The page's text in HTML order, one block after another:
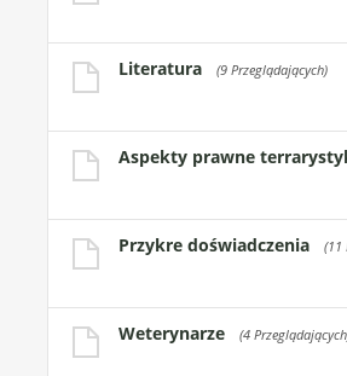
Literatura (9 Przeglądających)
Aspekty prawne
Przykre doświadczenia (11
Weterynarze (4